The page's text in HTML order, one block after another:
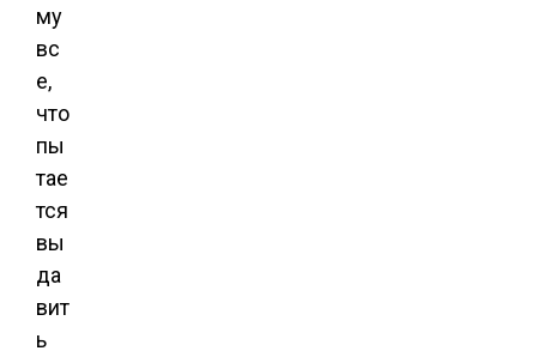
му
вс
е,
что
пы
тае
тся
вы
да
вит
ь